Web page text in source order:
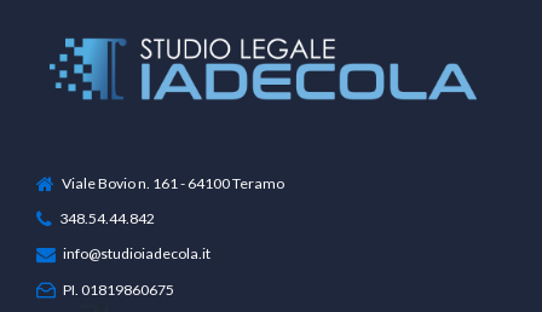
Viale Bovio n. 161 - 64100 Teramo
348.54.44.842
info@studioiadecola.it
PI. 01819860675